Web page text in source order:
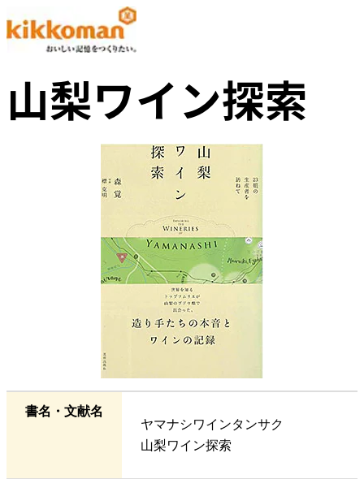
山梨ワイン探索
書名・文献名
ヤマナシワインタンサク
山梨ワイン探索